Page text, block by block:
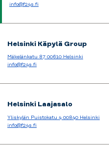
info@f24s.fi
Helsinki Käpylä Group
Mäkelänkatu 87 00610 Helsinki
info@f24s.fi
Helsinki Laajasalo
Yliskylän Puistokatu 4 00840 Helsinki
info@f24s.fi